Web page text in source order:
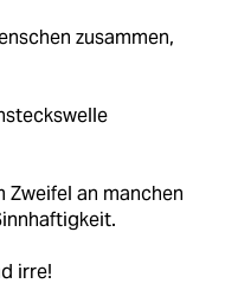
zusammen,
Zweifel an manchen
irre!